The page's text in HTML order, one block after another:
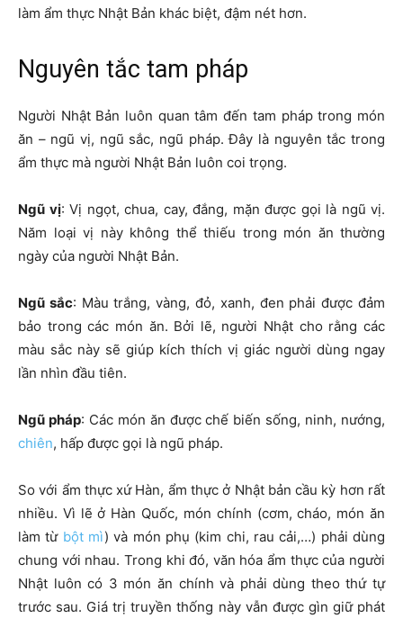
làm ẩm thực Nhật Bản khác biệt, đậm nét hơn.
Nguyên tắc tam pháp
Người Nhật Bản luôn quan tâm đến tam pháp trong món
ăn – ngũ vị, ngũ sắc, ngũ pháp. Đây là nguyên tắc trong
ẩm thực mà người Nhật Bản luôn coi trọng.
Ngũ vị: Vị ngọt, chua, cay, đắng, mặn được gọi là ngũ vị.
Năm loại vị này không thể thiếu trong món ăn thường
ngày của người Nhật Bản.
Ngũ sắc: Màu trắng, vàng, đỏ, xanh, đen phải được đảm
bảo trong các món ăn. Bởi lẽ, người Nhật cho rằng các
màu sắc này sẽ giúp kích thích vị giác người dùng ngay
lần nhìn đầu tiên.
Ngũ pháp: Các món ăn được chế biến sống, ninh, nướng,
chiên, hấp được gọi là ngũ pháp.
So với ẩm thực xứ Hàn, ẩm thực ở Nhật bản cầu kỳ hơn rất
nhiều. Vì lẽ ở Hàn Quốc, món chính (cơm, cháo, món ăn
làm từ bột mì) và món phụ (kim chi, rau cải,…) phải dùng
chung với nhau. Trong khi đó, văn hóa ẩm thực của người
Nhật luôn có 3 món ăn chính và phải dùng theo thứ tự
trước sau. Giá trị truyền thống này vẫn được gìn giữ phát